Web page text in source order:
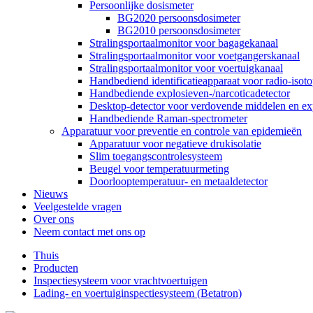
Persoonlijke dosismeter
BG2020 persoonsdosimeter
BG2010 persoonsdosimeter
Stralingsportaalmonitor voor bagagekanaal
Stralingsportaalmonitor voor voetgangerskanaal
Stralingsportaalmonitor voor voertuigkanaal
Handbediend identificatieapparaat voor radio-
Handbediende explosieven-/narcoticadetector
Desktop-detector voor verdovende middelen en
Handbediende Raman-spectrometer
Apparatuur voor preventie en controle van epidemieën
Apparatuur voor negatieve drukisolatie
Slim toegangscontrolesysteem
Beugel voor temperatuurmeting
Doorlooptemperatuur- en metaaldetector
Nieuws
Veelgestelde vragen
Over ons
Neem contact met ons op
Thuis
Producten
Inspectiesysteem voor vrachtvoertuigen
Lading- en voertuiginspectiesysteem (Betatron)